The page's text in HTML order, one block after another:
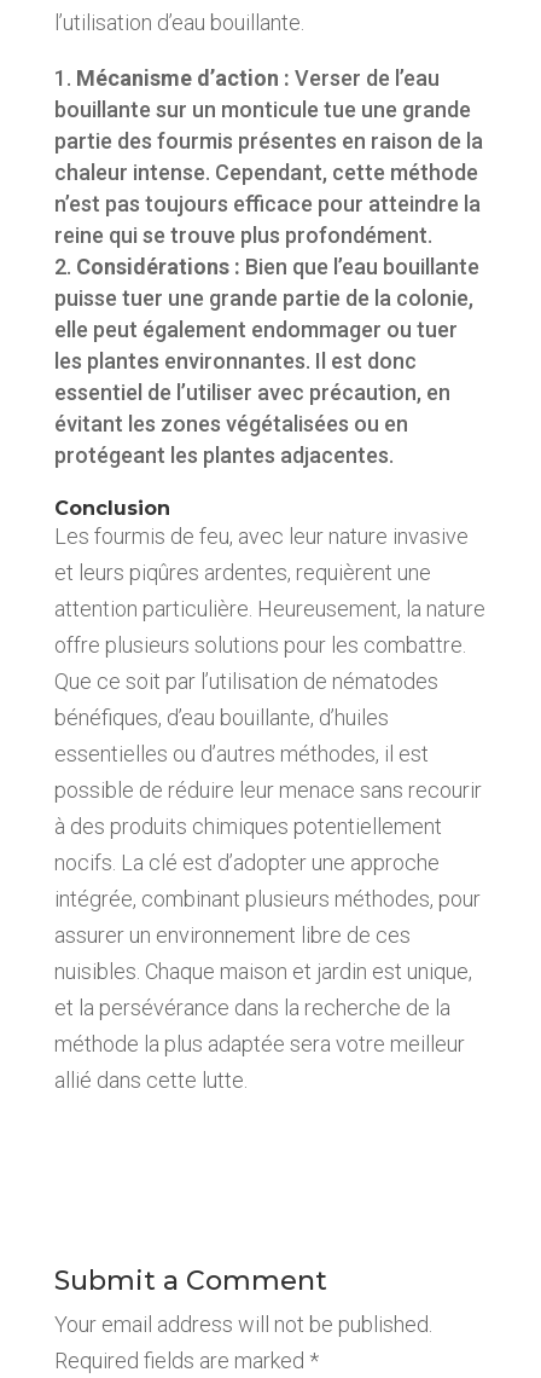
l’utilisation d’eau bouillante.
Mécanisme d’action : Verser de l’eau
bouillante sur un monticule tue une grande
partie des fourmis présentes en raison de la
chaleur intense. Cependant, cette méthode
n’est pas toujours efficace pour atteindre la
reine qui se trouve plus profondément.
Considérations : Bien que l’eau bouillante
puisse tuer une grande partie de la colonie,
elle peut également endommager ou tuer
les plantes environnantes. Il est donc
essentiel de l’utiliser avec précaution, en
évitant les zones végétalisées ou en
protégeant les plantes adjacentes.
Conclusion
Les fourmis de feu, avec leur nature invasive
et leurs piqûres ardentes, requièrent une
attention particulière. Heureusement, la nature
offre plusieurs solutions pour les combattre.
Que ce soit par l’utilisation de nématodes
bénéfiques, d’eau bouillante, d’huiles
essentielles ou d’autres méthodes, il est
possible de réduire leur menace sans recourir
à des produits chimiques potentiellement
nocifs. La clé est d’adopter une approche
intégrée, combinant plusieurs méthodes, pour
assurer un environnement libre de ces
nuisibles. Chaque maison et jardin est unique,
et la persévérance dans la recherche de la
méthode la plus adaptée sera votre meilleur
allié dans cette lutte.
Submit a Comment
Your email address will not be published.
Required fields are marked *